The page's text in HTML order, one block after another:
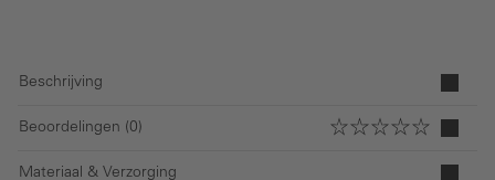
Beschrijving
Beoordelingen (0)
Materiaal & Verzorging